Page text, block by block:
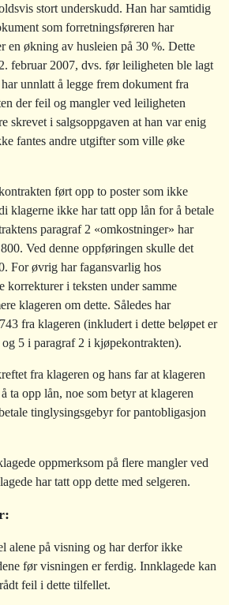
stort underskudd. Han har samtidig
som forretningsføreren har
en økning av husleien på 30 %. Dette
februar 2007, dvs. før leiligheten ble lagt
unnlatt å legge frem dokument fra
der feil og mangler ved leiligheten
skrevet i salgsoppgaven at han var enig
fantes andre utgifter som ville øke
ført opp to poster som ikke
klagerne ikke har tatt opp lån for å betale
paragraf 2 «omkostninger» har
Ved denne oppføringen skulle det
For øvrig har fagansvarlig hos
korrekturer i teksten under samme
klageren om dette. Således har
fra klageren (inkludert i dette beløpet er
5 i paragraf 2 i kjøpekontrakten).
fra klageren og hans far at klageren
ta opp lån, noe som betyr at klageren
tinglysingsgebyr for pantobligasjon
oppmerksom på flere mangler ved
har tatt opp dette med selgeren.
alene på visning og har derfor ikke
før visningen er ferdig. Innklagede kan
feil i dette tilfellet.